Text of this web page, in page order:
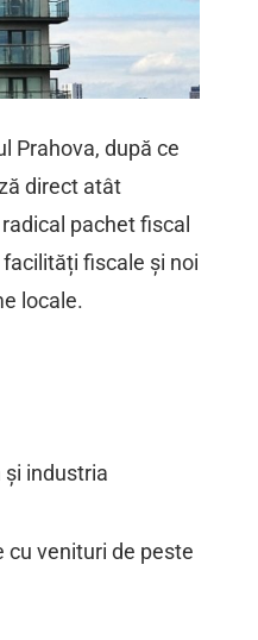
Prahova, după ce
direct atât
pachet fiscal
fiscale și noi
locale.
industria
cu venituri de peste